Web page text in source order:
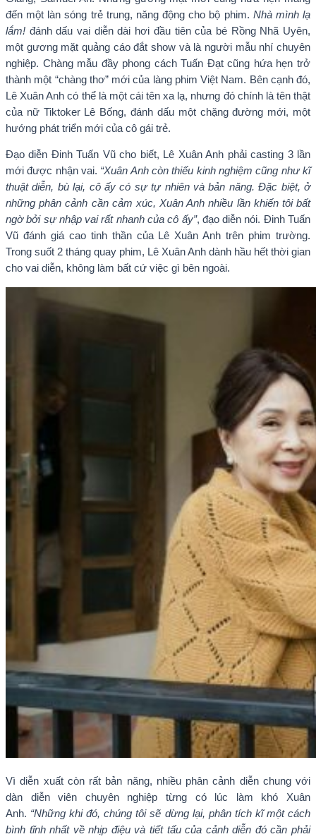
đến một làn sóng trẻ trung, năng động cho bộ phim. Nhà mình lạ
lắm! đánh dấu vai diễn dài hơi đầu tiên của bé Rồng Nhã Uyên,
một gương mặt quảng cáo đắt show và là người mẫu nhí chuyên
nghiệp. Chàng mẫu đầy phong cách Tuấn Đạt cũng hứa hẹn trở
thành một “chàng thơ” mới của làng phim Việt Nam. Bên cạnh đó,
Lê Xuân Anh có thể là một cái tên xa lạ, nhưng đó chính là tên thật
của nữ Tiktoker Lê Bống, đánh dấu một chặng đường mới, một
hướng phát triển mới của cô gái trẻ.
Đạo diễn Đinh Tuấn Vũ cho biết, Lê Xuân Anh phải casting 3 lần
mới được nhận vai. “Xuân Anh còn thiếu kinh nghiệm cũng như kĩ
thuật diễn, bù lại, cô ấy có sự tự nhiên và bản năng. Đặc biệt, ở
những phân cảnh cần cảm xúc, Xuân Anh nhiều lần khiến tôi bất
ngờ bởi sự nhập vai rất nhanh của cô ấy”, đạo diễn nói. Đinh Tuấn
Vũ đánh giá cao tinh thần của Lê Xuân Anh trên phim trường.
Trong suốt 2 tháng quay phim, Lê Xuân Anh dành hầu hết thời gian
cho vai diễn, không làm bất cứ việc gì bên ngoài.
Vì diễn xuất còn rất bản năng, nhiều phân cảnh diễn chung với
dàn diễn viên chuyên nghiệp từng có lúc làm khó Xuân
Anh. “Những khi đó, chúng tôi sẽ dừng lại, phân tích kĩ một cách
bình tĩnh nhất về nhịp điệu và tiết tấu của cảnh diễn đó cần phải